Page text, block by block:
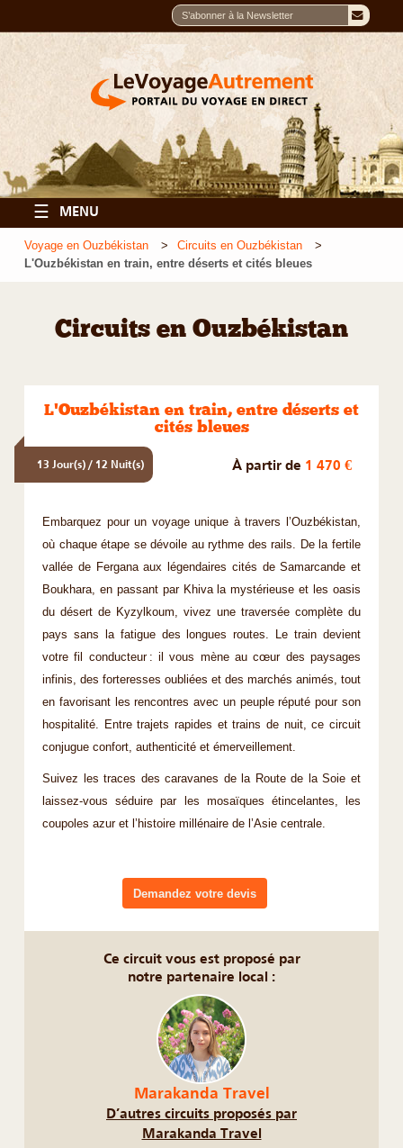
☰ MENU
Voyage en Ouzbékistan
Circuits en Ouzbékistan
L'Ouzbékistan en train, entre déserts et cités bleues
Circuits en Ouzbékistan
L'Ouzbékistan en train, entre déserts et
cités bleues
13 Jour(s) / 12 Nuit(s) À partir de 1 470 €
Embarquez pour un voyage unique à travers l’Ouzbékistan,
où chaque étape se dévoile au rythme des rails. De la fertile
vallée de Fergana aux légendaires cités de Samarcande et
Boukhara, en passant par Khiva la mystérieuse et les oasis
du désert de Kyzylkoum, vivez une traversée complète du
pays sans la fatigue des longues routes. Le train devient
votre fil conducteur : il vous mène au cœur des paysages
infinis, des forteresses oubliées et des marchés animés, tout
en favorisant les rencontres avec un peuple réputé pour son
hospitalité. Entre trajets rapides et trains de nuit, ce circuit
conjugue confort, authenticité et émerveillement.
Suivez les traces des caravanes de la Route de la Soie et
laissez-vous séduire par les mosaïques étincelantes, les
coupoles azur et l’histoire millénaire de l’Asie centrale.
Demandez votre devis
Ce circuit vous est proposé par
notre partenaire local :
Marakanda Travel
D’autres circuits proposés par
Marakanda Travel